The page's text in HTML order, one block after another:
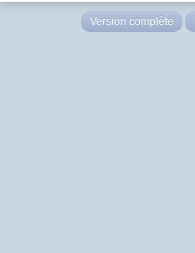
Version complète